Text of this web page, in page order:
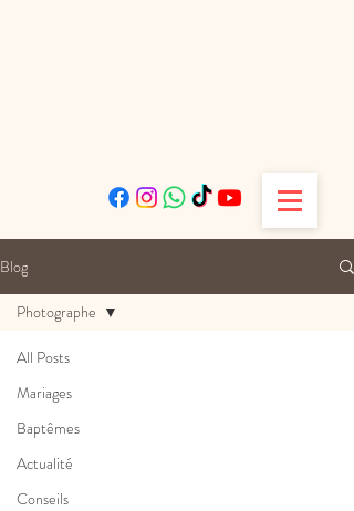
Blog
All Posts
Mariages
Baptêmes
Actualité
Conseils
Photographe